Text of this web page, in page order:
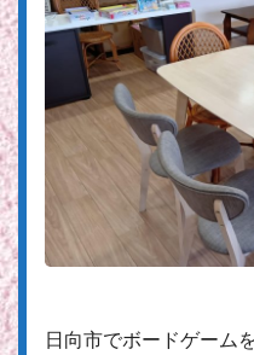
日向市でボードゲーム